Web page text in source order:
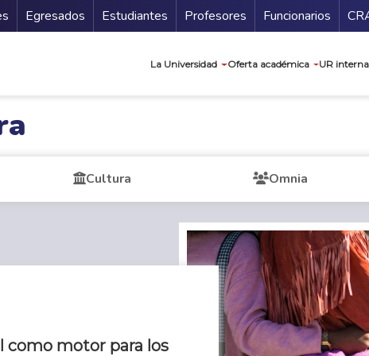
Secundario
Egresados Estudiantes Profesores Funcionarios
La Universidad Oferta académica UR
Cultura Omnia
como motor para los